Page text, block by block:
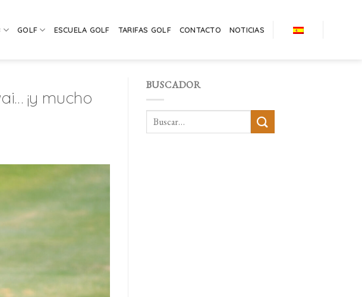
GOLF ESCUELA GOLF TARIFAS GOLF CONTACTO NOTICIAS
¡y mucho
BUSCADOR